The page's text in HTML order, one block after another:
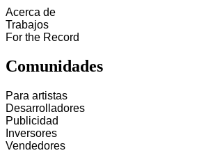
Acerca de
Trabajos
For the Record
Comunidades
Para artistas
Desarrolladores
Publicidad
Inversores
Vendedores